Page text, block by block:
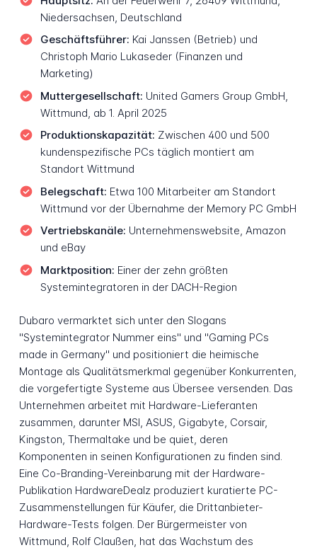
Niedersachsen, Deutschland
Geschäftsführer: Kai Janssen (Betrieb) und
Christoph Mario Lukaseder (Finanzen und
Marketing)
Muttergesellschaft: United Gamers Group GmbH,
Wittmund, ab 1. April 2025
Produktionskapazität: Zwischen 400 und 500
kundenspezifische PCs täglich montiert am
Standort Wittmund
Belegschaft: Etwa 100 Mitarbeiter am Standort
Wittmund vor der Übernahme der Memory PC GmbH
Vertriebskanäle: Unternehmenswebsite, Amazon
und eBay
Marktposition: Einer der zehn größten
Systemintegratoren in der DACH-Region
Dubaro vermarktet sich unter den Slogans
"Systemintegrator Nummer eins" und "Gaming PCs
made in Germany" und positioniert die heimische
Montage als Qualitätsmerkmal gegenüber Konkurrenten,
die vorgefertigte Systeme aus Übersee versenden. Das
Unternehmen arbeitet mit Hardware-Lieferanten
zusammen, darunter MSI, ASUS, Gigabyte, Corsair,
Kingston, Thermaltake und be quiet, deren
Komponenten in seinen Konfigurationen zu finden sind.
Eine Co-Branding-Vereinbarung mit der Hardware-
Publikation HardwareDealz produziert kuratierte PC-
Zusammenstellungen für Käufer, die Drittanbieter-
Hardware-Tests folgen. Der Bürgermeister von
Wittmund, Rolf Claußen, hat das Wachstum des